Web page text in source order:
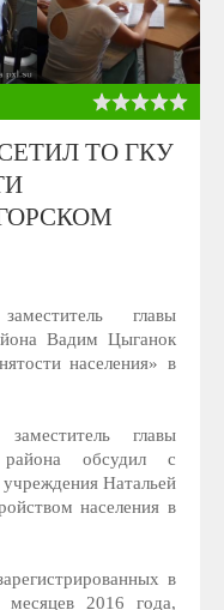
ТО ГКУ
главы
Вадим Цыганок
населения» в
главы
района обсудил с
Натальей
населения в
в
2016 года,